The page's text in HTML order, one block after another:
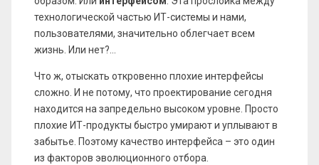
технологической частью ИТ-системы и нами,
пользователями, значительно облегчает всем
жизнь. Или нет?...
Что ж, отыскать откровенно плохие интерфейсы
сложно. И не потому, что проектирование сегодня
находится на запредельно высоком уровне. Просто
плохие ИТ-продукты быстро умирают и уплывают в
забытье. Поэтому качество интерфейса – это один
из факторов эволюционного отбора.